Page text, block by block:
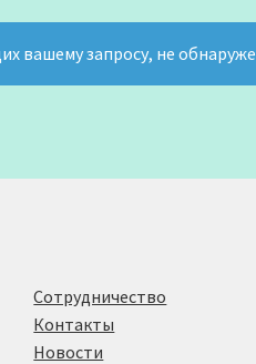
вашему запросу, не
Сотрудничество
Контакты
Новости